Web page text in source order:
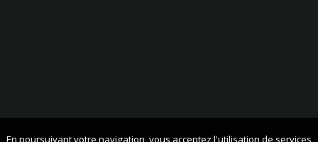
En poursuivant votre navigation, vous acceptez l'utilisation de services
En poursuivant votre navigation, vous acceptez l'utilisation de services